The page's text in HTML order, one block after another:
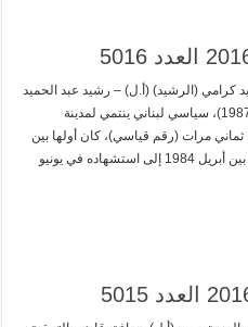
كرامي (الرشيد) (أ.ل) – رشيد عبد الحميد
كرامي (30 ديسمبر 1921 – 1 يونيو 1987)، سياسي لبناني ينتمي لمدينة
مرات (رقم قياسي)، كان أولها بين
سبتمبر 1955 ومارس 1956 وآخرها بين أبريل 1984 إلى استشهاده في يونيو